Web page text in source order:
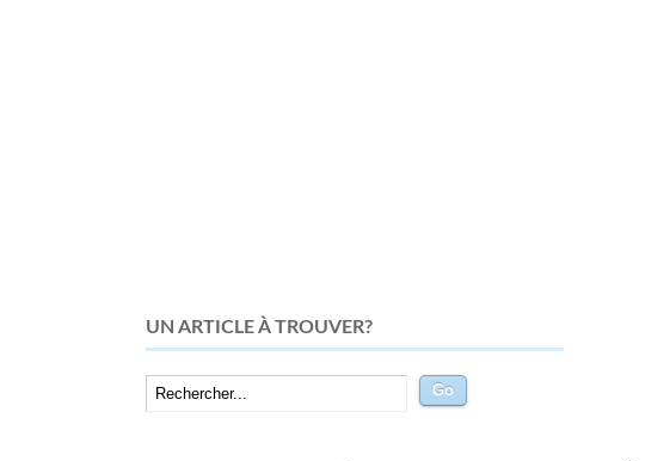
UN ARTICLE À TROUVER?